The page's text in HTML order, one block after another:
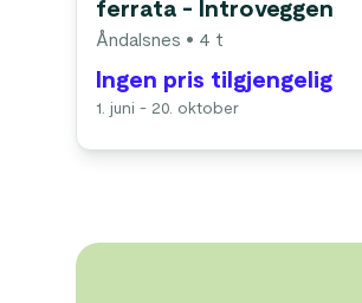
ferrata - Introveggen
Åndalsnes • 4 t
Ingen pris tilgjengelig
1. juni - 20. oktober